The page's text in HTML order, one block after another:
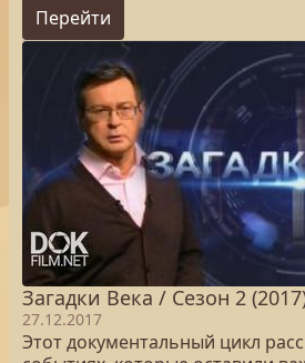
Перейти
Загадки Века / Сезон 2
27.12.2017
Этот документальный цикл